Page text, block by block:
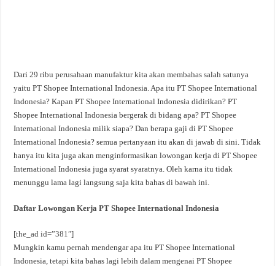
Dari 29 ribu perusahaan manufaktur kita akan membahas salah satunya
yaitu PT Shopee International Indonesia. Apa itu PT Shopee International
Indonesia? Kapan PT Shopee International Indonesia didirikan? PT
Shopee International Indonesia bergerak di bidang apa? PT Shopee
International Indonesia milik siapa? Dan berapa gaji di PT Shopee
International Indonesia? semua pertanyaan itu akan di jawab di sini. Tidak
hanya itu kita juga akan menginformasikan lowongan kerja di PT Shopee
International Indonesia juga syarat syaratnya. Oleh karna itu tidak
menunggu lama lagi langsung saja kita bahas di bawah ini.
Daftar Lowongan Kerja PT Shopee International Indonesia
[the_ad id=”381″]
Mungkin kamu pernah mendengar apa itu PT Shopee International
Indonesia, tetapi kita bahas lagi lebih dalam mengenai PT Shopee